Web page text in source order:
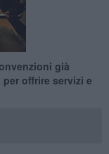
già
offrire servizi e